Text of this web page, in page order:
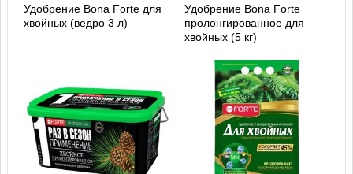
Удобрение Bona Forte для
хвойных (ведро 3 л)
Удобрение Bona Forte
пролонгированное для
хвойных (5 кг)